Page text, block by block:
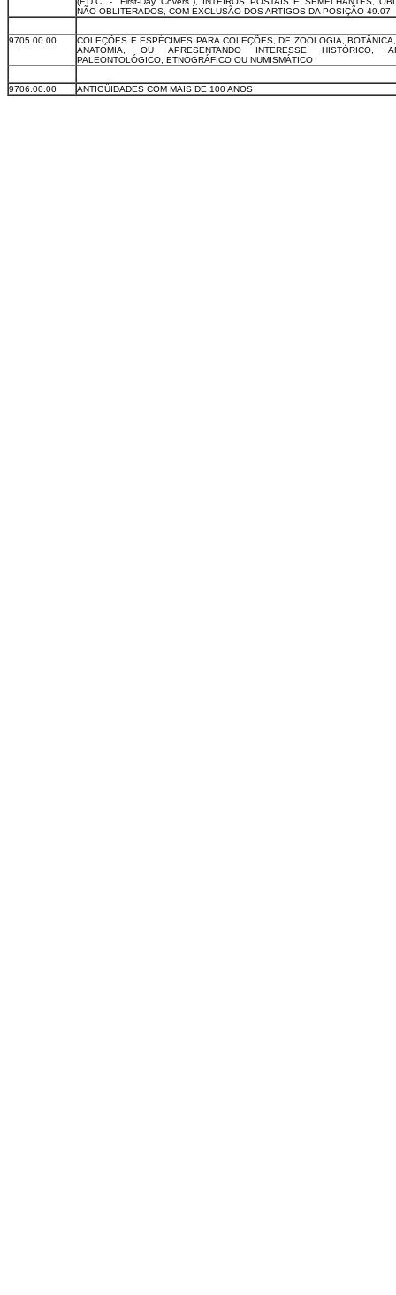
NÃO OBLITERADOS, COM EXCLUSÃO DOS ARTIGOS DA POSIÇÃO 49.07
9705.00.00
COLEÇÕES E ESPÉCIMES PARA COLEÇÕES, DE ZOOLOGIA,
ANATOMIA, OU APRESENTANDO INTERESSE HISTÓRICO,
PALEONTOLÓGICO, ETNOGRÁFICO OU NUMISMÁTICO
9706.00.00 ANTIGÜIDADES COM MAIS DE 100 ANOS